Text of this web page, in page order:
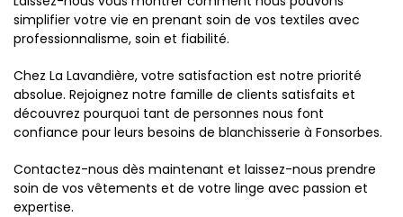
simplifier votre vie en prenant soin de vos textiles avec
professionnalisme, soin et fiabilité.
Chez La Lavandière, votre satisfaction est notre priorité
absolue. Rejoignez notre famille de clients satisfaits et
découvrez pourquoi tant de personnes nous font
confiance pour leurs besoins de blanchisserie à Fonsorbes.
Contactez-nous dès maintenant et laissez-nous prendre
soin de vos vêtements et de votre linge avec passion et
expertise.